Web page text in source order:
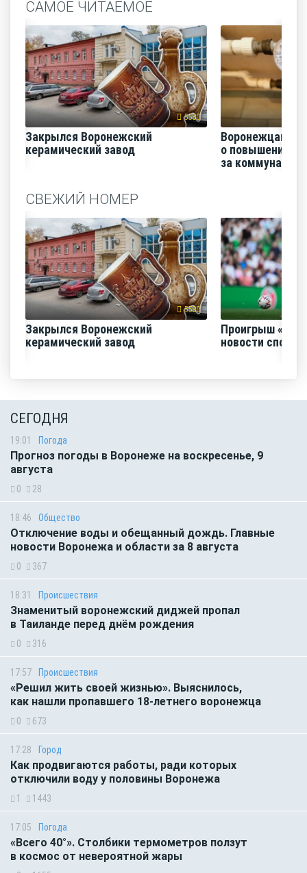
САМОЕ ЧИТАЕМОЕ
5580
Закрылся Воронежский
керамический завод
Воронежцам
о повышении
за
СВЕЖИЙ НОМЕР
5580
Закрылся Воронежский
керамический завод
Проигрыш
новости
СЕГОДНЯ
19:01 Погода
Прогноз погоды в Воронеже на воскресенье, 9
августа
0 28
18:46 Общество
Отключение воды и обещанный дождь. Главные
новости Воронежа и области за 8 августа
0 367
18:31 Происшествия
Знаменитый воронежский диджей пропал
в Таиланде перед днём рождения
0 316
17:57 Происшествия
«Решил жить своей жизнью». Выяснилось,
как нашли пропавшего 18-летнего воронежца
0 673
17:28 Город
Как продвигаются работы, ради которых
отключили воду у половины Воронежа
1 1443
17:05 Погода
«Всего 40°». Столбики термометров ползут
в космос от невероятной жары